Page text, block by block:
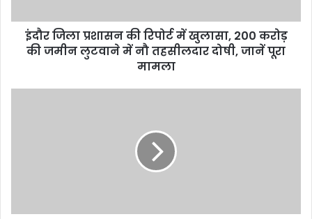
s
इंदौर जिला प्रशासन की रिपोर्ट में खुलासा, 200 करोड़
की जमीन लुटवाने में नौ तहसीलदार दोषी, जानें पूरा
मामला